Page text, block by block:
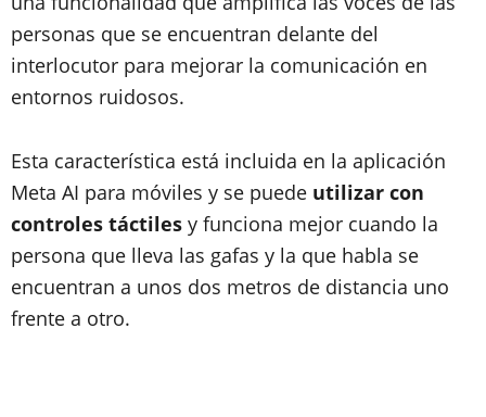
personas que se encuentran delante del
interlocutor para mejorar la comunicación en
entornos ruidosos.
Esta característica está incluida en la aplicación
Meta AI para móviles y se puede utilizar con
controles táctiles y funciona mejor cuando la
persona que lleva las gafas y la que habla se
encuentran a unos dos metros de distancia uno
frente a otro.